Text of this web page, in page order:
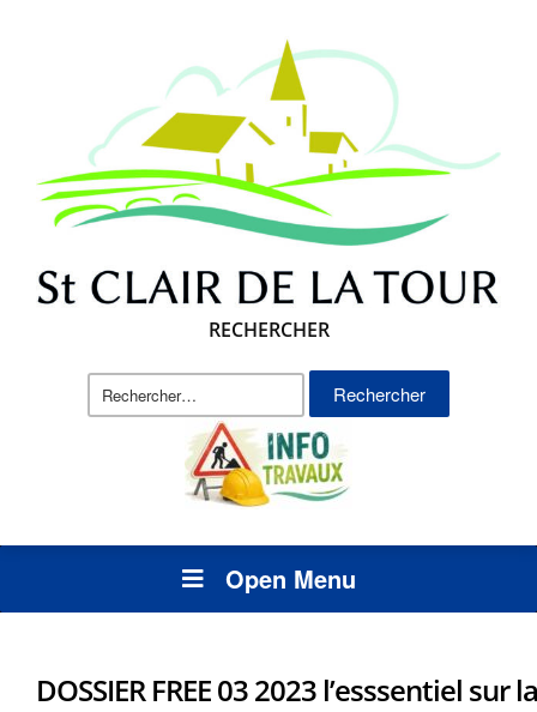
RECHERCHER
Rechercher :
Open Menu
DOSSIER FREE 03 2023 l’esssentiel sur